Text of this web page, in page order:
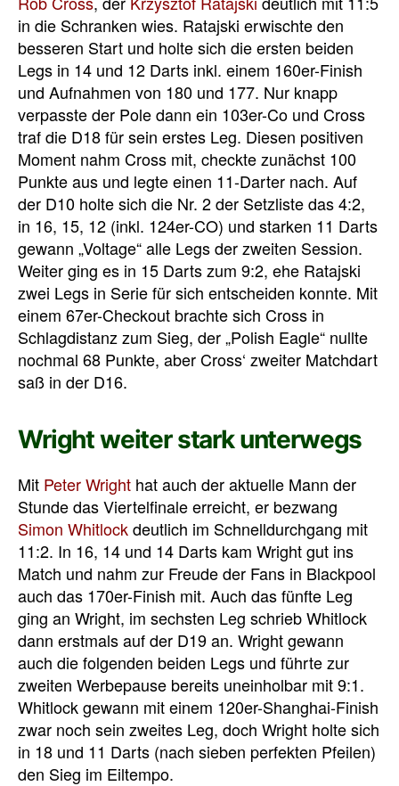
in die Schranken wies. Ratajski erwischte den
besseren Start und holte sich die ersten beiden
Legs in 14 und 12 Darts inkl. einem 160er-Finish
und Aufnahmen von 180 und 177. Nur knapp
verpasste der Pole dann ein 103er-Co und Cross
traf die D18 für sein erstes Leg. Diesen positiven
Moment nahm Cross mit, checkte zunächst 100
Punkte aus und legte einen 11-Darter nach. Auf
der D10 holte sich die Nr. 2 der Setzliste das 4:2,
in 16, 15, 12 (inkl. 124er-CO) und starken 11 Darts
gewann „Voltage“ alle Legs der zweiten Session.
Weiter ging es in 15 Darts zum 9:2, ehe Ratajski
zwei Legs in Serie für sich entscheiden konnte. Mit
einem 67er-Checkout brachte sich Cross in
Schlagdistanz zum Sieg, der „Polish Eagle“ nullte
nochmal 68 Punkte, aber Cross‘ zweiter Matchdart
saß in der D16.
Wright weiter stark unterwegs
Mit Peter Wright hat auch der aktuelle Mann der
Stunde das Viertelfinale erreicht, er bezwang
Simon Whitlockdeutlich im Schnelldurchgang mit
11:2. In 16, 14 und 14 Darts kam Wright gut ins
Match und nahm zur Freude der Fans in Blackpool
auch das 170er-Finish mit. Auch das fünfte Leg
ging an Wright, im sechsten Leg schrieb Whitlock
dann erstmals auf der D19 an. Wright gewann
auch die folgenden beiden Legs und führte zur
zweiten Werbepause bereits uneinholbar mit 9:1.
Whitlock gewann mit einem 120er-Shanghai-Finish
zwar noch sein zweites Leg, doch Wright holte sich
in 18 und 11 Darts (nach sieben perfekten Pfeilen)
den Sieg im Eiltempo.